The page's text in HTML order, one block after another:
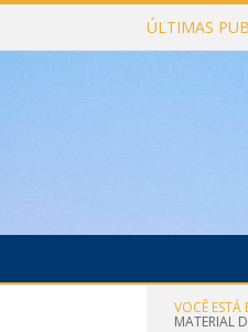
ÚLTIMAS
VOCÊ ESTÁ
MATERIAL